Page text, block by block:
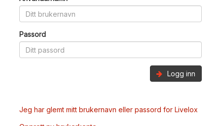
Passord
Logg inn
Jeg har glemt mitt brukernavn eller passord for Livelox